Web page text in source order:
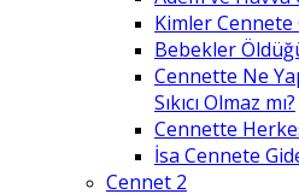
Kimler Cennete
Bebekler
Cennette Ne
Sıkıcı Olmaz mı?
Cennette
İsa Cennete
Cennet 2